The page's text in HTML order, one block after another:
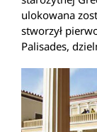
ulokowana
stworzył
Palisades,